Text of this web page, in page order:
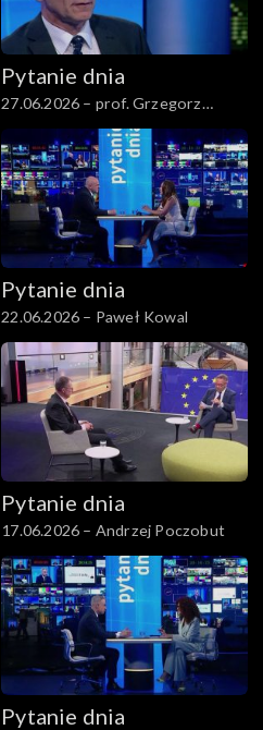
Pytanie dnia
27.06.2026 – prof. Grzegorz
Motyka
Pytanie dnia
22.06.2026 – Paweł Kowal
Pytanie dnia
17.06.2026 – Andrzej Poczobut
Pytanie dnia